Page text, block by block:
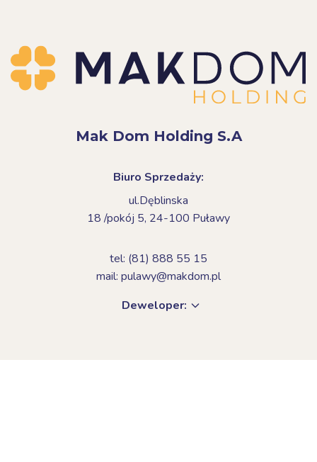
Mak Dom Holding S.A
Biuro Sprzedaży:
ul.Dęblinska
18 /pokój 5, 24-100 Puławy
tel: (81) 888 55 15
mail: pulawy@makdom.pl
Deweloper: